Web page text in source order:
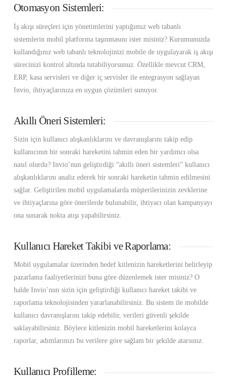
Otomasyon Sistemleri:
İş akışı süreçleri için yönetimlerini yaptığımız web tabanlı
sistemlerin mobil platforma taşınmasını ister misiniz? Kurumunuzda
kullandığınız web tabanlı teknolojinizi mobile de uygulayarak iş akışı
sürecinizi kontrol altında tutabiliyorsunuz. Özellikle mevcut CRM,
ERP, kasa servisleri ve diğer iç servisler ile entegrasyon sağlayan
Invio, ihtiyaçlarınıza en uygun çözümleri sunuyor.
Akıllı Öneri Sistemleri:
Sizin için kullanıcı alışkanlıklarını ve davranışlarını takip edip
kullanıcının bir sonraki hareketini tahmin eden bir yardımcı olsa
nasıl olurdu? Invio’nun geliştirdiği “akıllı öneri sistemleri” kullanıcı
alışkanlıklarını analiz ederek bir sonraki hareketin tahmin edilmesini
sağlar. Geliştirilen mobil uygulamalarda müşterilerinizin zevklerine
ve ihtiyaçlarına göre önerilerde bulunabilir, ihtiyacı olan kampanyayı
ona sunarak nokta atışı yapabilirsiniz.
Kullanıcı Hareket Takibi ve Raporlama:
Mobil uygulamalar üzerinden hedef kitlenizin hareketlerini belirleyip
pazarlama faaliyetlerinizi buna göre düzenlemek ister misiniz? O
halde Invio’nun sizin için geliştirdiği kullanıcı hareket takibi ve
raporlama teknolojisinden yararlanabilirsiniz. Bu sistem ile mobilde
kullanıcı davranışlarını takip edebilir, verileri güvenli şekilde
saklayabilirsiniz. Böylece kitlenizin mobil hareketlerini kolayca
raporlar, adımlarınızı bu verilere göre sağlam bir şekilde atarsınız.
Kullanıcı Profilleme: